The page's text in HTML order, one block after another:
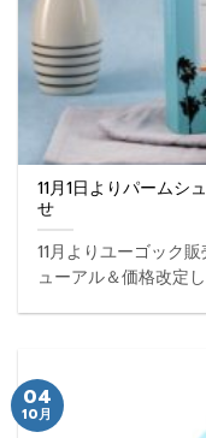
11月1日よりパームシ
せ
11月よりユーゴック
ューアル＆価格改定
04
10月